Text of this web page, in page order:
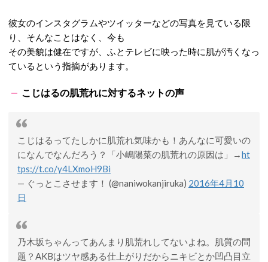
彼女のインスタグラムやツイッターなどの写真を見ている限
り、そんなことはなく、今も
その美貌は健在ですが、ふとテレビに映った時に肌が汚くなっ
ているという指摘があります。
こじはるの肌荒れに対するネットの声
こじはるってたしかに肌荒れ気味かも！あんなに可愛いの
になんでなんだろう？「小嶋陽菜の肌荒れの原因は」→ht
tps://t.co/y4LXmoH9Bi
— ぐっとこさせます！ (@naniwokanjiruka) 2016年4月10
日
乃木坂ちゃんってあんまり肌荒れしてないよね。肌質の問
題？AKBはツヤ感ある仕上がりだからニキビとか凹凸目立